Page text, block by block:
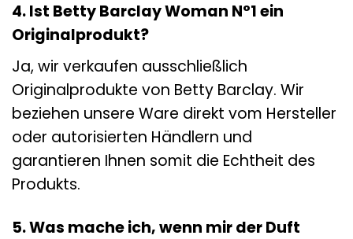
4. Ist Betty Barclay Woman N°1 ein
Originalprodukt?
Ja, wir verkaufen ausschließlich
Originalprodukte von Betty Barclay. Wir
beziehen unsere Ware direkt vom Hersteller
oder autorisierten Händlern und
garantieren Ihnen somit die Echtheit des
Produkts.
5. Was mache ich, wenn mir der Duft